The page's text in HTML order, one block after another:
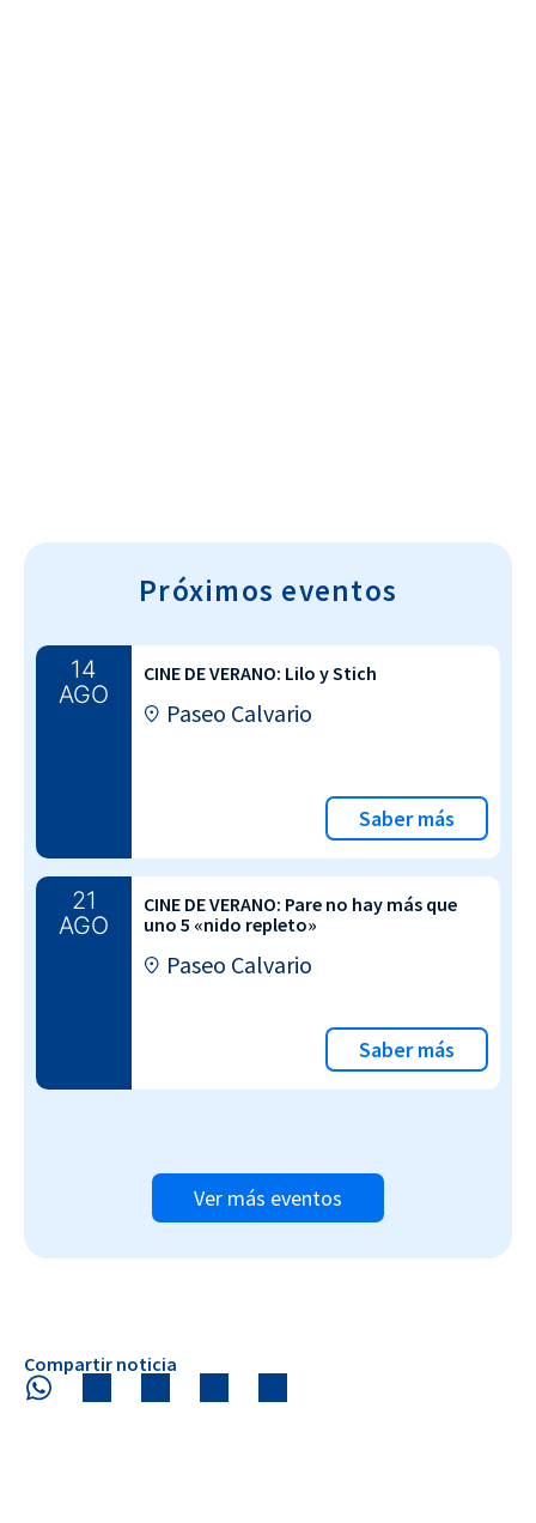
Próximos eventos
14
AGO
CINE DE VERANO: Lilo y Stich
Paseo Calvario
Saber más
21
AGO
CINE DE VERANO: Pare no hay más que
uno 5 «nido repleto»
Paseo Calvario
Saber más
Ver más eventos
Compartir noticia